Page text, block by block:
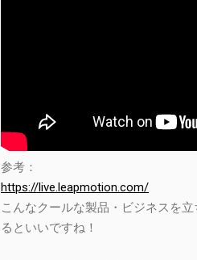
参考：
https://live.leapmotion.com/
こんなクールな製品・ビジネスを
るといいですね！